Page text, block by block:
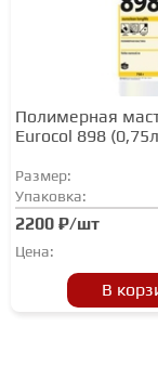
Полимерная
Eurocol 898
Размер:
Упаковка:
2200 ₽/шт
Цена:
В